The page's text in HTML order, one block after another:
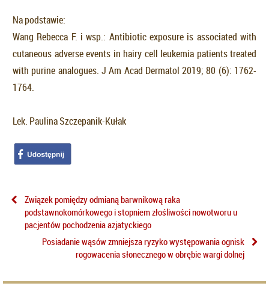
Na podstawie:
Wang Rebecca F. i wsp.: Antibiotic exposure is associated with
cutaneous adverse events in hairy cell leukemia patients treated
with purine analogues. J Am Acad Dermatol 2019; 80 (6): 1762-
1764.
Lek. Paulina Szczepanik-Kułak
Związek pomiędzy odmianą barwnikową raka
podstawnokomórkowego i stopniem złośliwości nowotworu u
pacjentów pochodzenia azjatyckiego
Posiadanie wąsów zmniejsza ryzyko występowania ognisk
rogowacenia słonecznego w obrębie wargi dolnej